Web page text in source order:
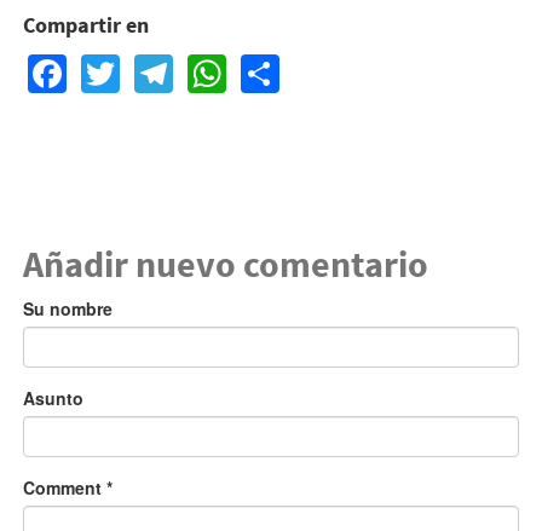
Compartir en
Facebook
TwitterTelegram
WhatsApp
Share
Añadir nuevo comentario
Su nombre
Asunto
Comment *